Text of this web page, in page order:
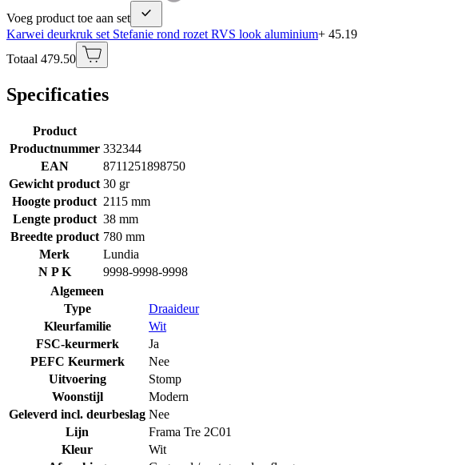
Voeg product toe aan set
Karwei deurkruk set Stefanie rond rozet RVS look aluminium+ 45.19
Totaal 479.50
Specificaties
Product
Productnummer 332344
EAN
8711251898750
Gewicht product 30 gr
Hoogte product 2115 mm
Lengte product 38 mm
Breedte product 780 mm
Merk
Lundia
N P K
9998-9998-9998
Algemeen
Type
Draaideur
Kleurfamilie
Wit
FSC-keurmerk
Ja
PEFC Keurmerk
Nee
Uitvoering
Stomp
Woonstijl
Modern
Geleverd incl. deurbeslag Nee
Lijn
Frama Tre 2C01
Kleur
Wit